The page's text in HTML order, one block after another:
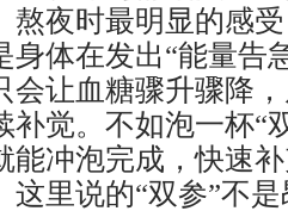
时最明显的感受
身体在发出“能量告
会让血糖骤升骤降
补觉。不如泡一杯“
能冲泡完成，快速
说的“双参”不是